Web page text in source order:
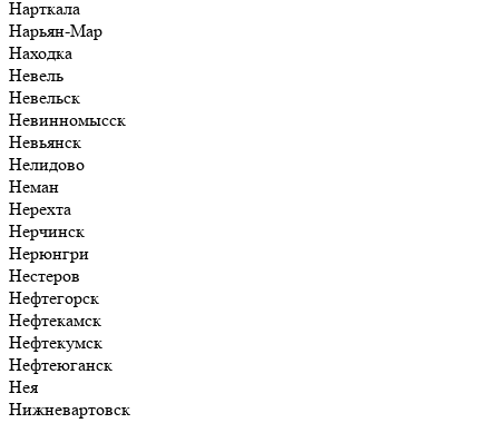
Нарткала
Нарьян-Мар
Находка
Невель
Невельск
Невинномысск
Невьянск
Нелидово
Неман
Нерехта
Нерчинск
Нерюнгри
Нестеров
Нефтегорск
Нефтекамск
Нефтекумск
Нефтеюганск
Нея
Нижневартовск